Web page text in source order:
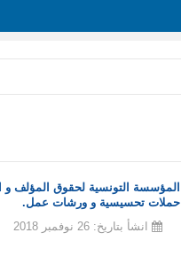
حملات تحسيسية و ورشات عمل.
انشأ بتاريخ: 26 نوفمبر 2018